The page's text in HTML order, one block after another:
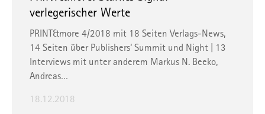
verlegerischer Werte
PRINT&more 4/2018 mit 18 Seiten Verlags-News,
14 Seiten über Publishers‘ Summit und Night | 13
Interviews mit unter anderem Markus N. Beeko,
Andreas…
18.12.2018